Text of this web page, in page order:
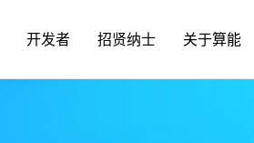
开发者 招贤纳士 关于算能